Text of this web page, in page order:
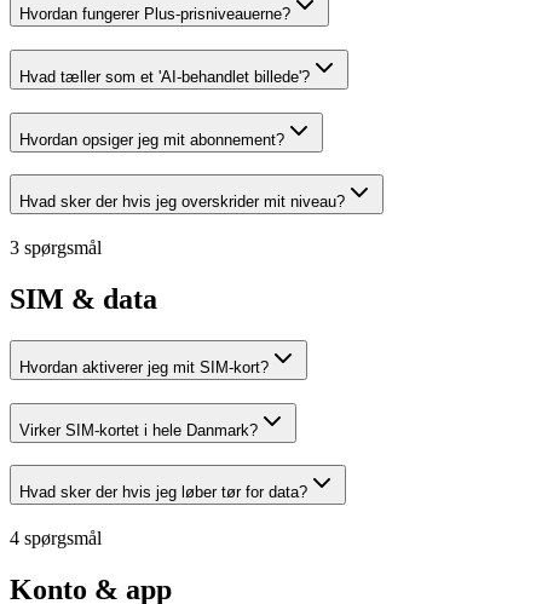
Hvordan fungerer Plus-prisniveauerne?
Hvad tæller som et 'AI-behandlet billede'?
Hvordan opsiger jeg mit abonnement?
Hvad sker der hvis jeg overskrider mit niveau?
3 spørgsmål
SIM & data
Hvordan aktiverer jeg mit SIM-kort?
Virker SIM-kortet i hele Danmark?
Hvad sker der hvis jeg løber tør for data?
4 spørgsmål
Konto & app